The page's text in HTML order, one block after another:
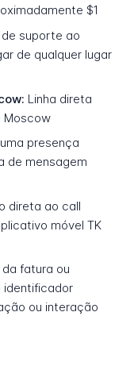
$1
suporte ao
de qualquer lugar
Linha direta
Moscow
presença
de mensagem
direta ao call
móvel TK
da fatura ou
identificador
ou interação